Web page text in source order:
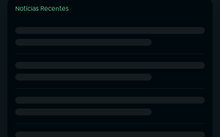
Notícias Recentes